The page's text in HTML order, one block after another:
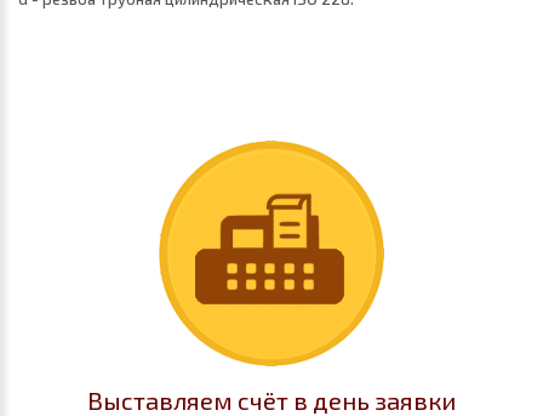
Выставляем счёт в день заявки